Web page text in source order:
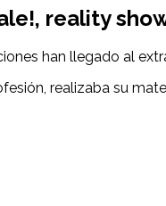
, reality
han llegado al
realizaba su